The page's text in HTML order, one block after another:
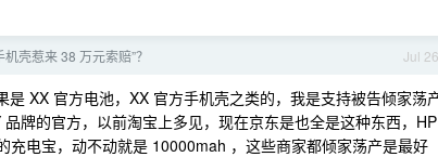
Jul 26
壳惹来 38 万元索赔”？
XX 官方电池，XX 官方手机壳之类的，我是支持被告倾家荡
牌的官方，以前淘宝上多见，现在京东是也全是这种东西，HP
电宝，动不动就是 10000mah ，这些商家都倾家荡产是最好